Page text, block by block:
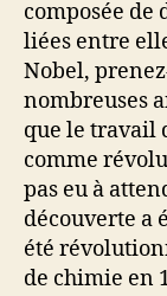
composée de
liées entre
Nobel,
nombreuses
que le travail
comme
pas eu à
découverte a
été
de chimie en